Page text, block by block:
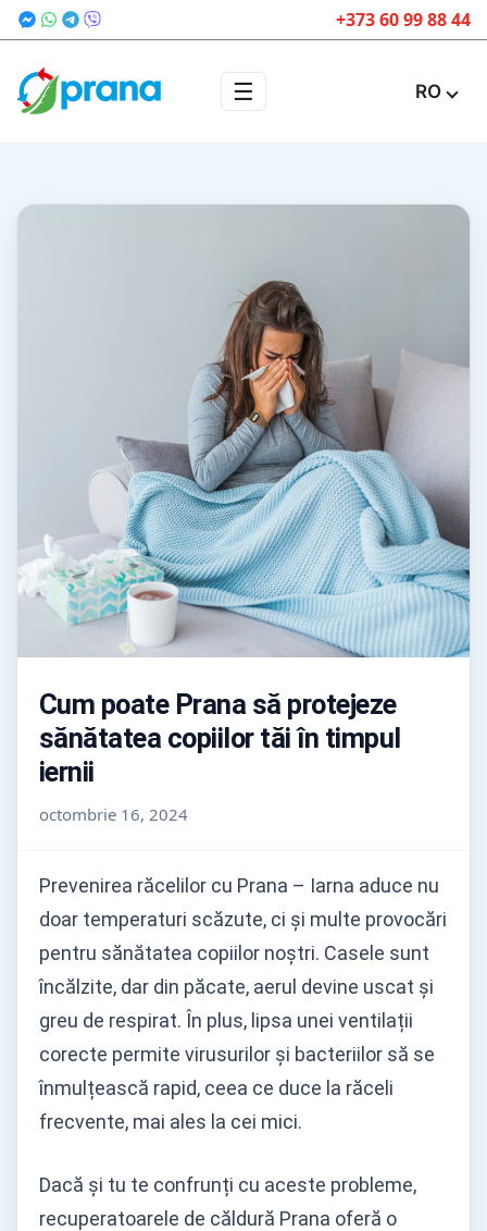
+373 60 99 88 44
☰ RO
Cum poate Prana să protejeze
sănătatea copiilor tăi în timpul
iernii
octombrie 16, 2024
Prevenirea răcelilor cu Prana – Iarna aduce nu
doar temperaturi scăzute, ci și multe provocări
pentru sănătatea copiilor noștri. Casele sunt
încălzite, dar din păcate, aerul devine uscat și
greu de respirat. În plus, lipsa unei ventilații
corecte permite virusurilor și bacteriilor să se
înmulțească rapid, ceea ce duce la răceli
frecvente, mai ales la cei mici.
Dacă și tu te confrunți cu aceste probleme,
recuperatoarele de căldură Prana oferă o